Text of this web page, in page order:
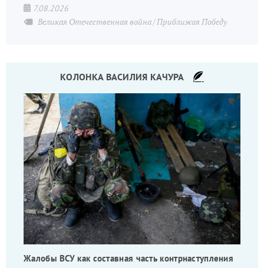
7.08.2026
Великая Отечественная война Приближая Победу
КОЛОНКА ВАСИЛИЯ КАЧУРА
Жалобы ВСУ как составная часть контрнаступления